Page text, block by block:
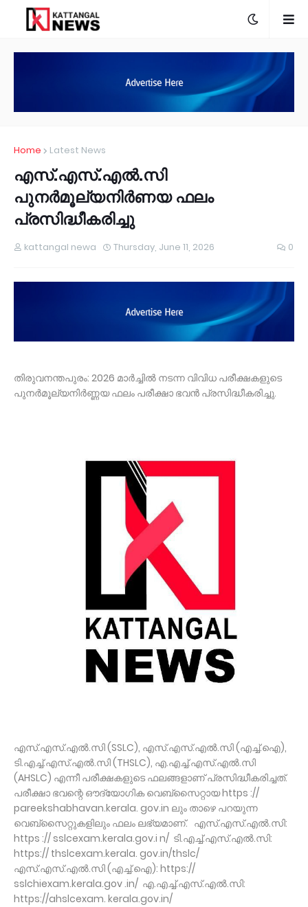
Home Latest News
എസ്.എസ്.എൽ.സി
പുനർമൂല്യനിർണയ ഫലം
പ്രസിദ്ധീകരിച്ചു
kattangal newa Thursday, June 11, 2026 0
തിരുവനന്തപുരം: 2026 മാർച്ചിൽ നടന്ന വിവിധ പരീക്ഷകളുടെ
പുനർമൂല്യനിർണ്ണയ ഫലം പരീക്ഷാ ഭവൻ പ്രസിദ്ധീകരിച്ചു.
എസ്.എസ്.എൽ.സി (SSLC), എസ്.എസ്.എൽ.സി (എച്ച്.ഐ),
ടി.എച്ച്.എസ്.എൽ.സി (THSLC), എ.എച്ച്.എസ്.എൽ.സി
(AHSLC) എന്നീ പരീക്ഷകളുടെ ഫലങ്ങളാണ് പ്രസിദ്ധീകരിച്ചത്.
പരീക്ഷാ ഭവന്റെ ഔദ്യോഗിക വെബ്‌സൈറ്റായ https ://
pareekshabhavan.kerala. gov.in ലും താഴെ പറയുന്ന
വെബ്‌സൈറ്റുകളിലും ഫലം ലഭ്യമാണ്. എസ്.എസ്.എൽ.സി:
https :// sslcexam.kerala.gov.i n/ ടി.എച്ച്.എസ്.എൽ.സി:
https:// thslcexam.kerala. gov.in/thslc/
എസ്.എസ്.എൽ.സി (എച്ച്.ഐ): https://
sslchiexam.kerala.gov .in/ എ.എച്ച്.എസ്.എൽ.സി:
https://ahslcexam. kerala.gov.in/